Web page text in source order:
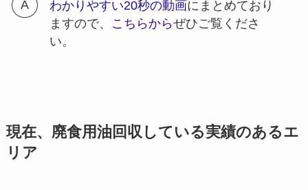
わかりやすい20秒の動画にまとめており
ますので、
こちらからぜひご覧くださ
い。
現在、廃食用油回収している実績のあるエ
リア